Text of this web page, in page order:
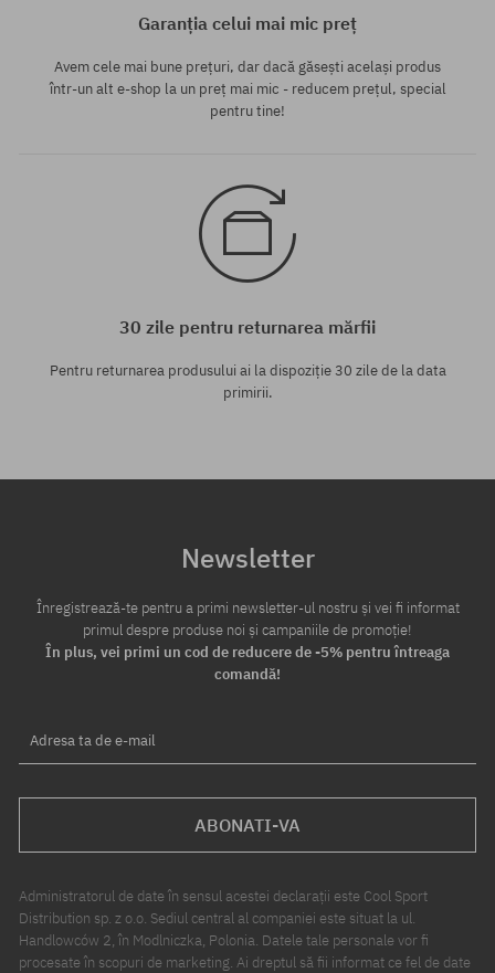
Garanția celui mai mic preț
Avem cele mai bune prețuri, dar dacă găsești același produs
într-un alt e-shop la un preț mai mic - reducem prețul, special
pentru tine!
30 zile pentru returnarea mărfii
Pentru returnarea produsului ai la dispoziție 30 zile de la data
primirii.
Newsletter
Înregistrează-te pentru a primi newsletter-ul nostru și vei fi informat
primul despre produse noi și campaniile de promoție!
În plus, vei primi un cod de reducere de -5% pentru întreaga
comandă!
Adresa ta de e-mail
ABONATI-VA
Administratorul de date în sensul acestei declarații este Cool Sport
Distribution sp. z o.o. Sediul central al companiei este situat la ul.
Handlowców 2, în Modlniczka, Polonia. Datele tale personale vor fi
procesate în scopuri de marketing. Ai dreptul să fii informat ce fel de date